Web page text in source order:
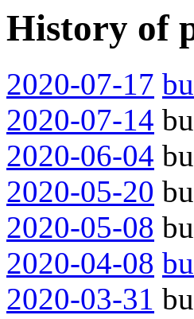
History of
2020-07-17
2020-07-14
2020-06-04
2020-05-20
2020-05-08
2020-04-08
2020-03-31